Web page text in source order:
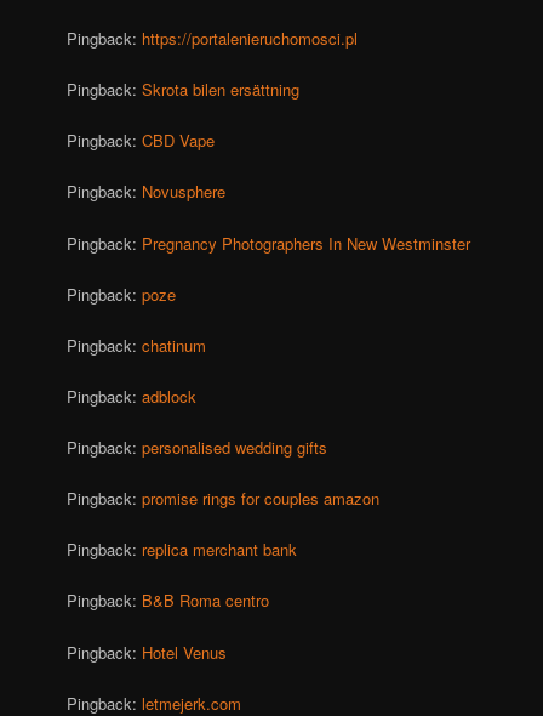
Pingback: https://portalenieruchomosci.pl
Pingback:Skrota bilen ersättning
Pingback:CBD Vape
Pingback: Novusphere
Pingback: Pregnancy Photographers In New Westminster
Pingback:poze
Pingback:chatinum
Pingback:adblock
Pingback:personalised wedding gifts
Pingback:promise rings for couples amazon
Pingback: replica merchant bank
Pingback: B&B Roma centro
Pingback: Hotel Venus
Pingback:letmejerk.com